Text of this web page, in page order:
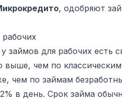
, одобряют
займов для рабочих есть
выше, чем по классическим
чем по займам
в день. Срок займа